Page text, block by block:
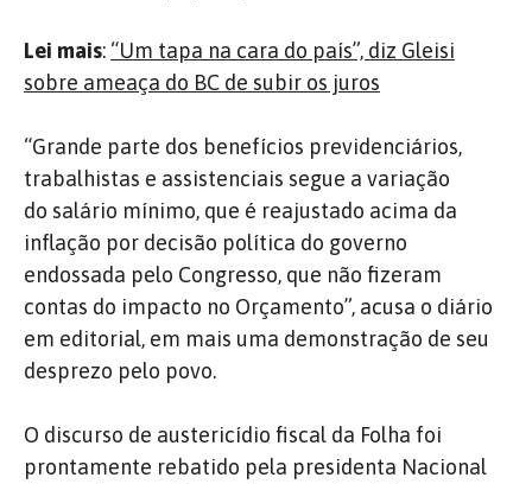
Lei mais: “Um tapa na cara do país”, diz Gleisi
sobre ameaça do BC de subir os juros
“Grande parte dos benefícios previdenciários,
trabalhistas e assistenciais segue a variação
do salário mínimo, que é reajustado acima da
inflação por decisão política do governo
endossada pelo Congresso, que não fizeram
contas do impacto no Orçamento”, acusa o diário
em editorial, em mais uma demonstração de seu
desprezo pelo povo.
O discurso de austericídio fiscal da Folha foi
prontamente rebatido pela presidenta Nacional